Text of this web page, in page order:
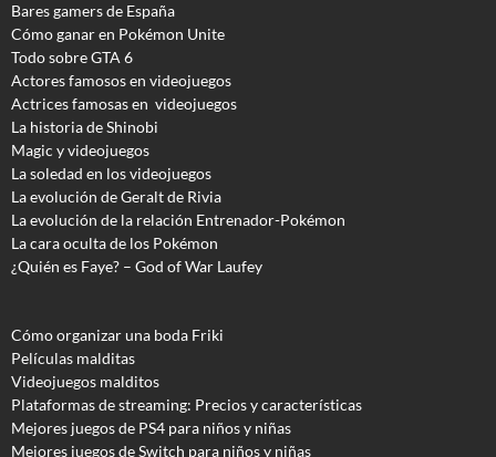
Bares gamers de España
Cómo ganar en Pokémon Unite
Todo sobre GTA 6
Actores famosos en videojuegos
Actrices famosas en videojuegos
La historia de Shinobi
Magic y videojuegos
La soledad en los videojuegos
La evolución de Geralt de Rivia
La evolución de la relación Entrenador-Pokémon
La cara oculta de los Pokémon
¿Quién es Faye? – God of War Laufey
Cómo organizar una boda Friki
Películas malditas
Videojuegos malditos
Plataformas de streaming: Precios y características
Mejores juegos de PS4 para niños y niñas
Mejores juegos de Switch para niños y niñas